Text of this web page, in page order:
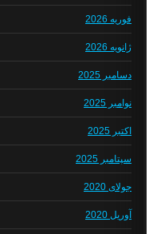
فوریه 2026
ژانویه 2026
دسامبر 2025
نوامبر 2025
اکتبر 2025
سپتامبر 2025
جولای 2020
آوریل 2020